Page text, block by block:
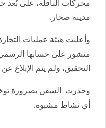
مدينة صحار.
وأعلنت هيئة عمليات
التحقيق، ولم يتم الإبلاغ
وحذرت السفن بضرورة توخي
أي نشاط مشبوه.